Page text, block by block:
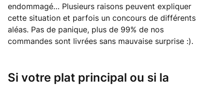
endommagé… Plusieurs raisons peuvent expliquer
cette situation et parfois un concours de différents
aléas. Pas de panique, plus de 99% de nos
commandes sont livrées sans mauvaise surprise :).
Si votre plat principal ou si la